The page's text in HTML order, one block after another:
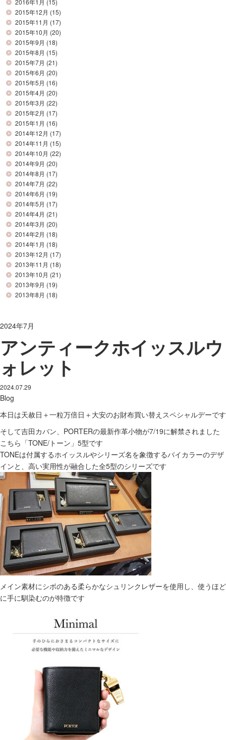
2015年12月 (15)
2015年11月 (17)
2015年10月 (20)
2015年9月 (18)
2015年8月 (15)
2015年7月 (21)
2015年6月 (20)
2015年5月 (16)
2015年4月 (20)
2015年3月 (22)
2015年2月 (17)
2015年1月 (16)
2014年12月 (17)
2014年11月 (15)
2014年10月 (22)
2014年9月 (20)
2014年8月 (17)
2014年7月 (22)
2014年6月 (19)
2014年5月 (17)
2014年4月 (21)
2014年3月 (20)
2014年2月 (18)
2014年1月 (18)
2013年12月 (17)
2013年11月 (18)
2013年10月 (21)
2013年9月 (19)
2013年8月 (18)
2024年7月
アンティークホイッスルウ
ォレット
2024.07.29
Blog
本日は天赦日＋一粒万倍日＋大安のお財布買い替えスペシャルデーです
そして吉田カバン、PORTERの最新作革小物が7/19に解禁されました
こちら「TONE/トーン」5型です
TONEは付属するホイッスルやシリーズ名を象徴するバイカラーのデザ
インと、高い実用性が融合した全5型のシリーズです
メイン素材にシボのある柔らかなシュリンクレザーを使用し、使うほど
に手に馴染むのが特徴です